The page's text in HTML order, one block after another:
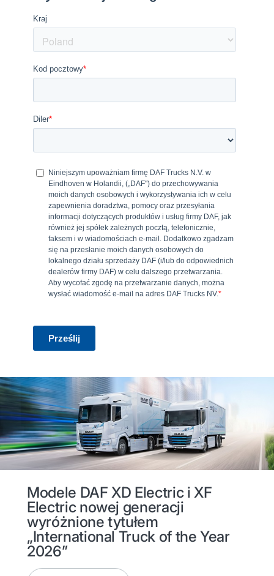
Modele DAF XD Electric i XF
Electric nowej generacji
wyróżnione tytułem
„International Truck of the Year
2026”